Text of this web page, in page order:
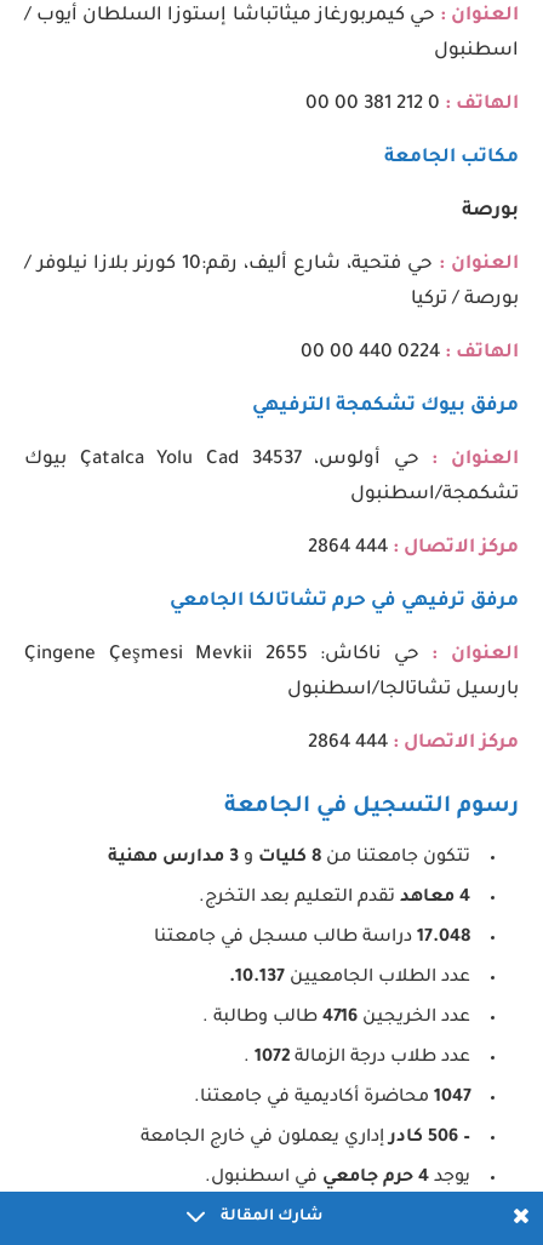
العنوان : حي كيمربورغاز ميثاتباشا إستوزا السلطان أيوب /
اسطنبول
الهاتف :
مكاتب الجامعة
بورصة
العنوان :
حي فتحية، شارع أليف، رقم:10 كورنر بلازا نيلوفر /
بورصة / تركيا
الهاتف :
مرفق بيوك تشكمجة الترفيهي
العنوان :
حي أولوس، Çatalca Yolu Cad 34537 بيوك
تشكمجة/اسطنبول
مركز الاتصال :
مرفق ترفيهي في حرم تشاتالكا الجامعي
العنوان :
حي ناكاش: Çingene Çeşmesi Mevkii 2655
بارسيل تشاتالجا/اسطنبول
مركز الاتصال :
رسوم التسجيل في الجامعة
تتكون جامعتنا من8 كليات و3 مدارس مهنية
4 معاهد تقدم التعليم بعد التخرج.
17.048 دراسة طالب مسجل في جامعتنا
عدد الطلاب الجامعيين 10.137.
عدد الخريجين4716 طالب وطالبة .
عدد طلاب درجة الزمالة1072
.
1047 محاضرة أكاديمية في جامعتنا.
– 506 كادر إداري يعملون في خارج الجامعة
يوجد4 حرم جامعي في اسطنبول.
عدد شركائنا الدوليين أكثر من193
شارك المقالة